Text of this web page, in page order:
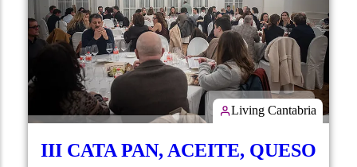
Living Cantabria
III CATA PAN, ACEITE, QUESO